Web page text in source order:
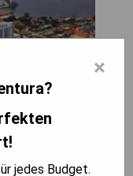
Isles Apt
einer
vom Sunny
×
jedes Budget.